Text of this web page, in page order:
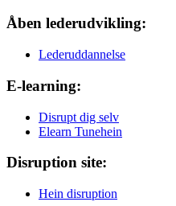
Åben lederudvikling:
Lederuddannelse
E-learning:
Disrupt dig selv
Elearn Tunehein
Disruption site:
Hein disruption